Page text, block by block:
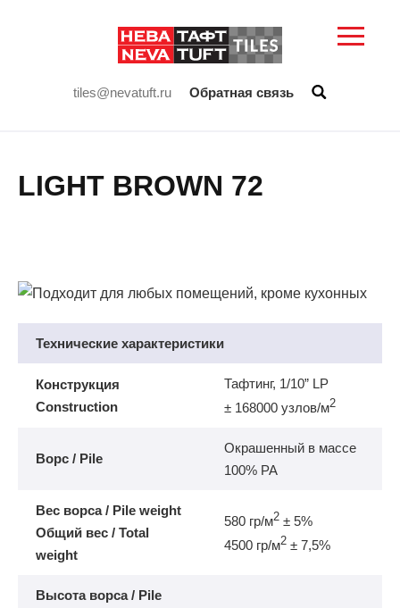
tiles@nevatuft.ru Обратная связь
LIGHT BROWN 72
Технические характеристики
Конструкция
Construction
Тафтинг, 1/10” LP
± 168000 узлов/м2
Ворс / Pile
Окрашенный в массе
100% РА
Вес ворса / Pile weight
Общий вес / Total
weight
580 гр/м2 ± 5%
4500 гр/м2 ± 7,5%
Высота ворса / Pile